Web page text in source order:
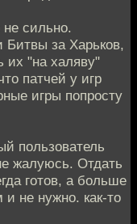
сильно.
Битвы за Харьков,
их "на халяву"
патчей у игр
игры попросту
пользователь
жалуюсь. Отдать
готов, а больше
не нужно. как-то